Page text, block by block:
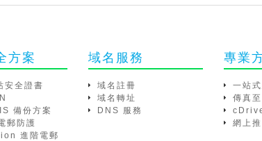
方案
安全證書
備份方案
郵防護
進階電郵
域名服務
域名註冊
域名轉址
DNS 服務
專業
一站
傳真
網上